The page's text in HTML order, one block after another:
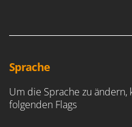
W
Weber
Sprache
Um die Sprache zu
folgenden Flags